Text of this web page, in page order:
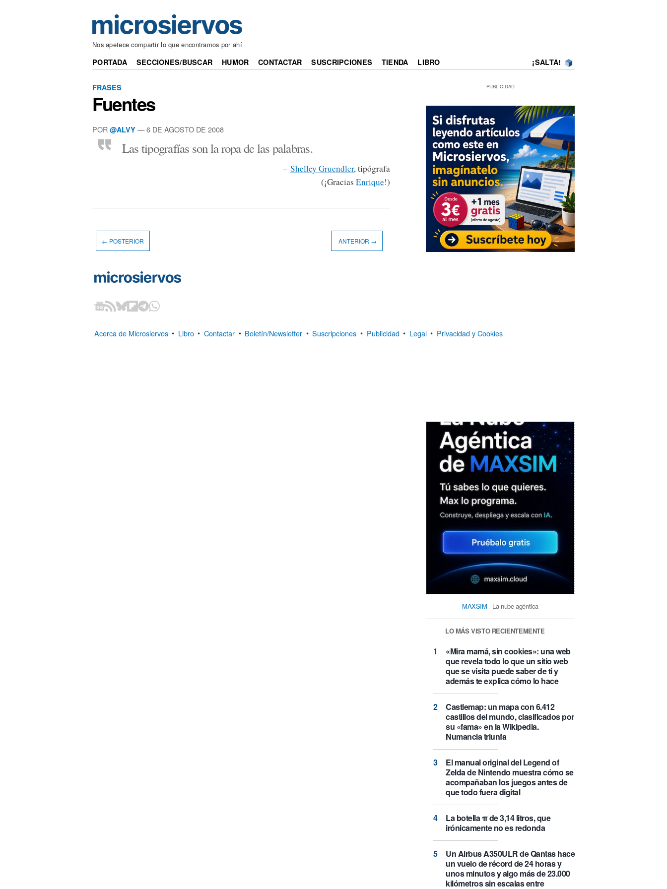
Nos apetece compartir lo que encontramos por ahí
PORTADA SECCIONES/BUSCAR HUMOR CONTACTAR SUSCRIPCIONES TIENDA LIBRO ¡SALTA!
FRASES
Fuentes
POR @ALVY — 6 DE AGOSTO DE 2008
Las tipografías son la ropa de las palabras.
– Shelley Gruendler, tipógrafa
(¡Gracias Enrique!)
PUBLICIDAD
MAXSIM - La nube agéntica
LO MÁS VISTO RECIENTEMENTE
«Mira mamá, sin cookies»: una web
que revela todo lo que un sitio web
que se visita puede saber de ti y
además te explica cómo lo hace
Castlemap: un mapa con 6.412
castillos del mundo, clasificados por
su «fama» en la Wikipedia.
Numancia triunfa
El manual original del Legend of
Zelda de Nintendo muestra cómo se
acompañaban los juegos antes de
que todo fuera digital
La botella π de 3,14 litros, que
irónicamente no es redonda
Un Airbus A350ULR de Qantas hace
un vuelo de récord de 24 horas y
unos minutos y algo más de 23.000
kilómetros sin escalas entre
← POSTERIOR ANTERIOR →
Acerca de Microsiervos • Libro • Contactar • Boletín/Newsletter • Suscripciones • Publicidad • Legal • Privacidad y Cookies